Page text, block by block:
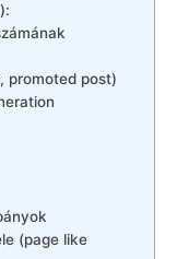
promoted post)
(page like